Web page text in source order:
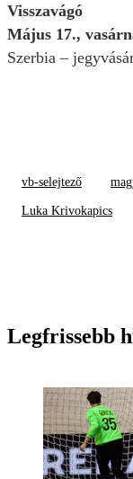
Visszavágó
Május 17.,
Szerbia –
vb-selejtező
Luka Krivokapics
Legfrissebb